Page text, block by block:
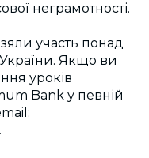
неграмотності.
участь понад
України. Якщо ви
уроків
Bank у певній
.